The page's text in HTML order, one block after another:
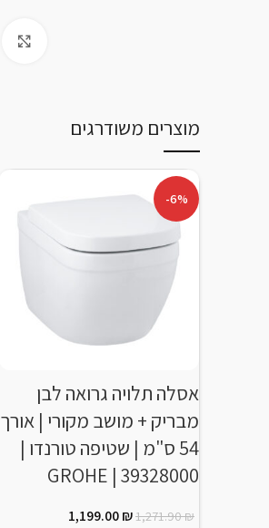
מוצרים משודרגים
-6%
אסלה תלויה גרואה לבן
מבריק + מושב מקורי | אורך
54 ס"מ | שטיפה טורנדו |
39328000 | GROHE
1,271.90₪
1,199.00₪